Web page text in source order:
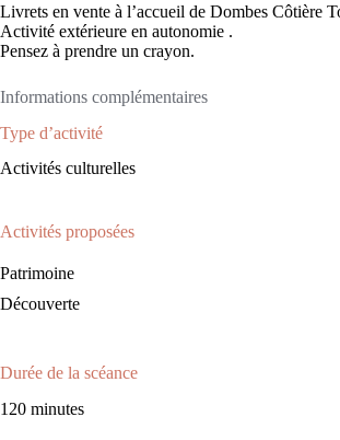
Livrets en vente à l’accueil de Dombes Côtière
Activité extérieure en autonomie .
Pensez à prendre un crayon.
Informations complémentaires
Type d’activité
Activités culturelles
Activités proposées
Patrimoine
Découverte
Durée de la scéance
120 minutes